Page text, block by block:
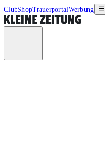
ClubShopTrauerportalWerbung